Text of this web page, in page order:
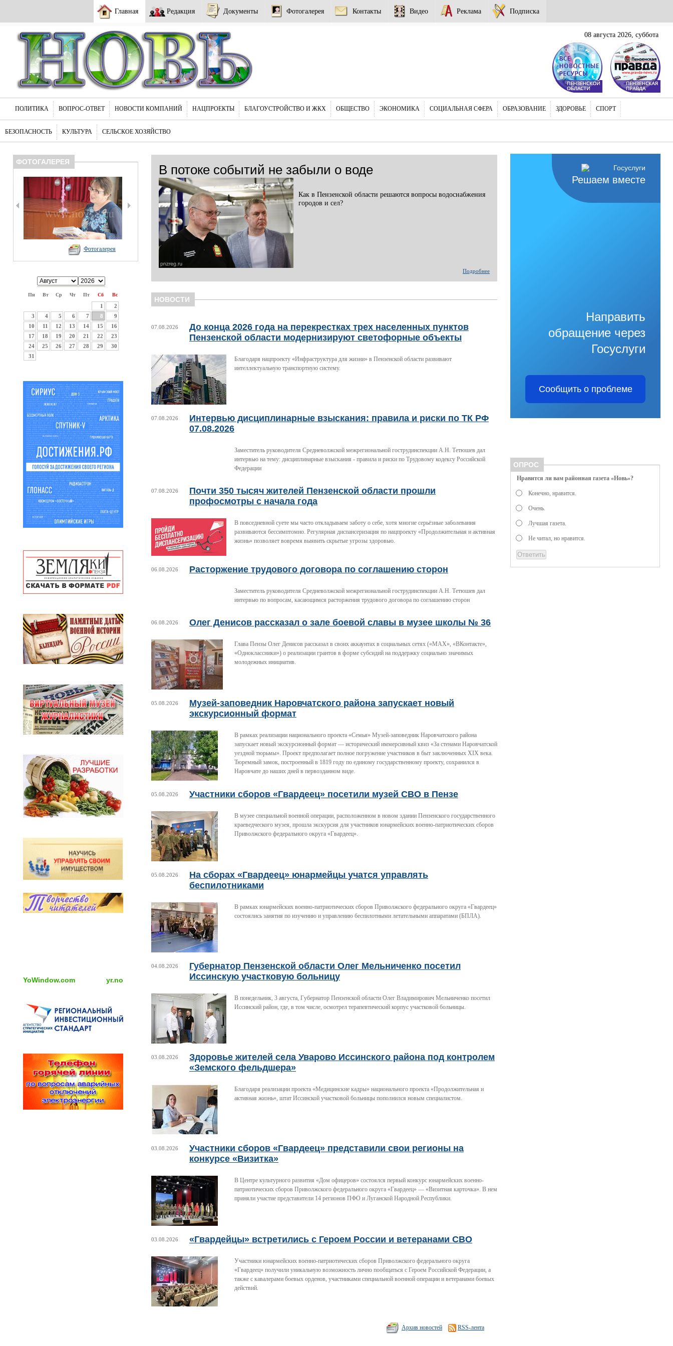
Главная Редакция Документы Фотогалерея Контакты Видео Реклама Подписка
08 августа 2026, суббота
ПОЛИТИКА ВОПРОС-ОТВЕТ НОВОСТИ КОМПАНИЙ НАЦПРОЕКТЫ БЛАГОУСТРОЙСТВО И ЖКХ ОБЩЕСТВО ЭКОНОМИКА СОЦИАЛЬНАЯ СФЕРА ОБРАЗОВАНИЕ ЗДОРОВЬЕ СПОРТ
БЕЗОПАСНОСТЬ КУЛЬТУРА СЕЛЬСКОЕ ХОЗЯЙСТВО
ФОТОГАЛЕРЕЯ
Фотогалерея
Пн Вт Ср Чт Пт Сб Вс
1
2
3
4 5 6 7 8
9
10
11 12 13 14 15
16
17
18 19 20 21 22
23
24
25 26 27 28 29
30
31
YoWindow.com yr.no
В потоке событий не забыли о воде
Как в Пензенской области решаются вопросы водоснабжения
городов и сел?
Подробнее
НОВОСТИ
07.08.2026
До конца 2026 года на перекрестках трех населенных пунктов
Пензенской области модернизируют светофорные объекты
Благодаря нацпроекту «Инфраструктура для жизни» в Пензенской области развивают
интеллектуальную транспортную систему.
07.08.2026
Интервью дисциплинарные взыскания: правила и риски по ТК РФ
07.08.2026
Заместитель руководителя Средневолжской межрегиональной гострудинспекции А.Н. Тетюшев дал
интервью на тему: дисциплинарные взыскания - правила и риски по Трудовому кодексу Российской
Федерации
07.08.2026
Почти 350 тысяч жителей Пензенской области прошли
профосмотры с начала года
В повседневной суете мы часто откладываем заботу о себе, хотя многие серьёзные заболевания
развиваются бессимптомно. Регулярная диспансеризация по нацпроекту «Продолжительная и активная
жизнь» позволяет вовремя выявить скрытые угрозы здоровью.
06.08.2026 Расторжение трудового договора по соглашению сторон
Заместитель руководителя Средневолжской межрегиональной гострудинспекции А.Н. Тетюшев дал
интервью по вопросам, касающимся расторжения трудового договора по соглашению сторон
06.08.2026 Олег Денисов рассказал о зале боевой славы в музее школы № 36
Глава Пензы Олег Денисов рассказал в своих аккаунтах в социальных сетях («МАХ», «ВКонтакте»,
«Одноклассники») о реализации грантов в форме субсидий на поддержку социально значимых
молодежных инициатив.
05.08.2026
Музей-заповедник Наровчатского района запускает новый
экскурсионный формат
В рамках реализации национального проекта «Семья» Музей-заповедник Наровчатского района
запускает новый экскурсионный формат — исторический иммерсивный квиз «За стенами Наровчатской
уездной тюрьмы». Проект предполагает полное погружение участников в быт заключенных XIX века.
Тюремный замок, построенный в 1819 году по единому государственному проекту, сохранился в
Наровчате до наших дней в первозданном виде.
05.08.2026 Участники сборов «Гвардеец» посетили музей СВО в Пензе
В музее специальной военной операции, расположенном в новом здании Пензенского государственного
краеведческого музея, прошла экскурсия для участников юнармейских военно-патриотических сборов
Приволжского федерального округа «Гвардеец».
05.08.2026
На сборах «Гвардеец» юнармейцы учатся управлять
беспилотниками
В рамках юнармейских военно-патриотических сборов Приволжского федерального округа «Гвардеец»
состоялись занятия по изучению и управлению беспилотными летательными аппаратами (БПЛА).
04.08.2026
Губернатор Пензенской области Олег Мельниченко посетил
Иссинскую участковую больницу
В понедельник, 3 августа, Губернатор Пензенской области Олег Владимирович Мельниченко посетил
Иссинский район, где, в том числе, осмотрел терапевтический корпус участковой больницы.
03.08.2026
Здоровье жителей села Уварово Иссинского района под контролем
«Земского фельдшера»
Благодаря реализации проекта «Медицинские кадры» национального проекта «Продолжительная и
активная жизнь», штат Иссинской участковой больницы пополнился новым специалистом.
03.08.2026
Участники сборов «Гвардеец» представили свои регионы на
конкурсе «Визитка»
В Центре культурного развития «Дом офицеров» состоялся первый конкурс юнармейских военно-
патриотических сборов Приволжского федерального округа «Гвардеец» — «Визитная карточка». В нем
приняли участие представители 14 регионов ПФО и Луганской Народной Республики.
03.08.2026 «Гвардейцы» встретились с Героем России и ветеранами СВО
Участники юнармейских военно-патриотических сборов Приволжского федерального округа
«Гвардеец» получили уникальную возможность лично пообщаться с Героем Российской Федерации, а
также с кавалерами боевых орденов, участниками специальной военной операции и ветеранами боевых
действий.
Архив новостей RSS-лента
Решаем вместе
Направить
обращение через
Госуслуги
Сообщить о проблеме
ОПРОС
Нравится ли вам районная газета «Новь»?
Конечно, нравится.
Очень.
Лучшая газета.
Не читал, но нравится.